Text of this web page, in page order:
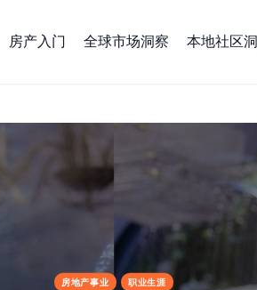
房产入门 全球市场洞察 本地社区
房地产事业 职业生涯